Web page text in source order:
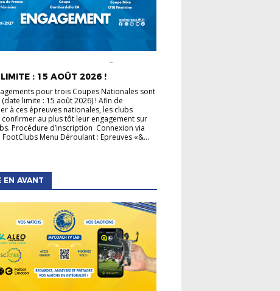
: 15 AOÛT 2026 !
pour trois Coupes Nationales sont
limite : 15 août 2026) ! Afin de
à ces épreuves nationales, les clubs
au plus tôt leur engagement sur
Procédure d’inscription Connexion via
Menu Déroulant : Epreuves «&...
EN AVANT